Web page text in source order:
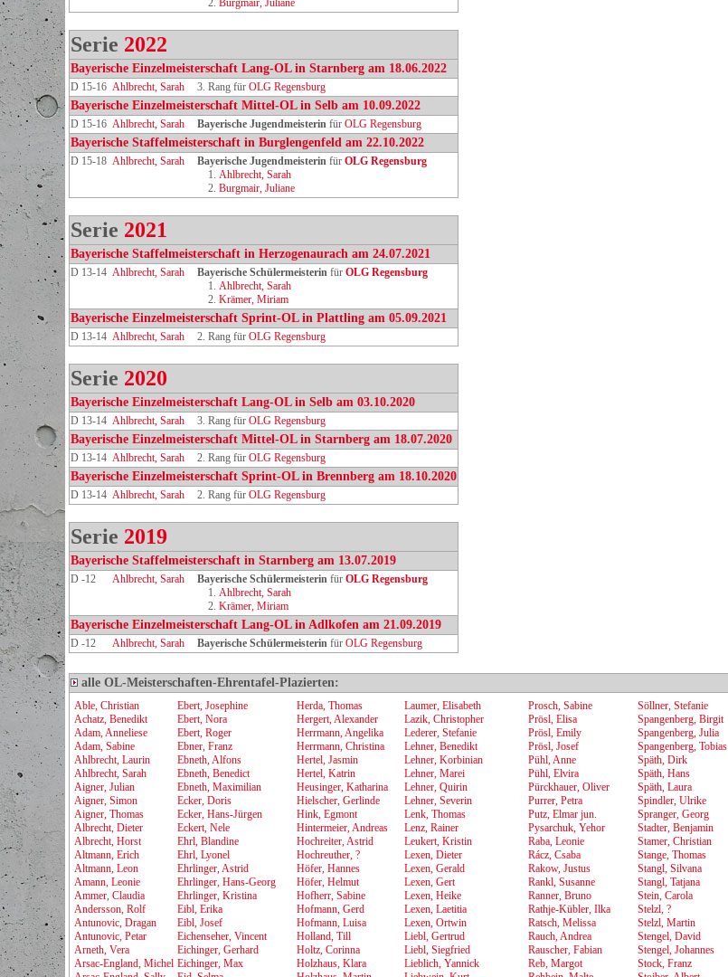
2. Burgmair, Juliane
Serie 2022
Bayerische Einzelmeisterschaft Lang-OL in Starnberg am 18.06.2022
D 15-16 Ahlbrecht, Sarah 3. Rang für OLG Regensburg
Bayerische Einzelmeisterschaft Mittel-OL in Selb am 10.09.2022
D 15-16 Ahlbrecht, Sarah Bayerische Jugendmeisterin für OLG Regensburg
Bayerische Staffelmeisterschaft in Burglengenfeld am 22.10.2022
D 15-18 Ahlbrecht, Sarah Bayerische Jugendmeisterin für OLG Regensburg
1. Ahlbrecht, Sarah
2. Burgmair, Juliane
Serie 2021
Bayerische Staffelmeisterschaft in Herzogenaurach am 24.07.2021
D 13-14 Ahlbrecht, Sarah Bayerische Schülermeisterin für OLG Regensburg
1. Ahlbrecht, Sarah
2. Krämer, Miriam
Bayerische Einzelmeisterschaft Sprint-OL in Plattling am 05.09.2021
D 13-14 Ahlbrecht, Sarah 2. Rang für OLG Regensburg
Serie 2020
Bayerische Einzelmeisterschaft Lang-OL in Selb am 03.10.2020
D 13-14 Ahlbrecht, Sarah 3. Rang für OLG Regensburg
Bayerische Einzelmeisterschaft Mittel-OL in Starnberg am 18.07.2020
D 13-14 Ahlbrecht, Sarah 2. Rang für OLG Regensburg
Bayerische Einzelmeisterschaft Sprint-OL in Brennberg am 18.10.2020
D 13-14 Ahlbrecht, Sarah 2. Rang für OLG Regensburg
Serie 2019
Bayerische Staffelmeisterschaft in Starnberg am 13.07.2019
D -12 Ahlbrecht, Sarah Bayerische Schülermeisterin für OLG Regensburg
1. Ahlbrecht, Sarah
2. Krämer, Miriam
Bayerische Einzelmeisterschaft Lang-OL in Adlkofen am 21.09.2019
D -12 Ahlbrecht, Sarah Bayerische Schülermeisterin für OLG Regensburg
alle OL-Meisterschaften-Ehrentafel-Plazierten:
Able, Christian
Achatz, Benedikt
Adam, Anneliese
Adam, Sabine
Ahlbrecht, Laurin
Ahlbrecht, Sarah
Aigner, Julian
Aigner, Simon
Aigner, Thomas
Albrecht, Dieter
Albrecht, Horst
Altmann, Erich
Altmann, Leon
Amann, Leonie
Ammer, Claudia
Andersson, Rolf
Antunovic, Dragan
Antunovic, Petar
Arneth, Vera
Arsac-England, Michel
Ebert, Josephine
Ebert, Nora
Ebert, Roger
Ebner, Franz
Ebneth, Alfons
Ebneth, Benedict
Ebneth, Maximilian
Ecker, Doris
Ecker, Hans-Jürgen
Eckert, Nele
Ehrl, Blandine
Ehrl, Lyonel
Ehrlinger, Astrid
Ehrlinger, Hans-Georg
Ehrlinger, Kristina
Eibl, Erika
Eibl, Josef
Eichenseher, Vincent
Eichinger, Gerhard
Eichinger, Max
Herda, Thomas
Hergert, Alexander
Herrmann, Angelika
Herrmann, Christina
Hertel, Jasmin
Hertel, Katrin
Heusinger, Katharina
Hielscher, Gerlinde
Hink, Egmont
Hintermeier, Andreas
Hochreiter, Astrid
Hochreuther, ?
Höfer, Hannes
Höfer, Helmut
Hofherr, Sabine
Hofmann, Gerd
Hofmann, Luisa
Holland, Till
Holtz, Corinna
Holzhaus, Klara
Laumer, Elisabeth
Lazik, Christopher
Lederer, Stefanie
Lehner, Benedikt
Lehner, Korbinian
Lehner, Marei
Lehner, Quirin
Lehner, Severin
Lenk, Thomas
Lenz, Rainer
Leukert, Kristin
Lexen, Dieter
Lexen, Gerald
Lexen, Gert
Lexen, Heike
Lexen, Laetitia
Lexen, Ortwin
Liebl, Gertrud
Liebl, Siegfried
Lieblich, Yannick
Prosch, Sabine
Prösl, Elisa
Prösl, Emily
Prösl, Josef
Pühl, Anne
Pühl, Elvira
Pürckhauer, Oliver
Purrer, Petra
Putz, Elmar jun.
Pysarchuk, Yehor
Raba, Leonie
Rácz, Csaba
Rakow, Justus
Rankl, Susanne
Ranner, Bruno
Rathje-Kübler, Ilka
Ratsch, Melissa
Rauch, Andrea
Rauscher, Fabian
Reb, Margot
Söllner, Stefanie
Spangenberg, Birgit
Spangenberg, Julia
Spangenberg, Tobias
Späth, Dirk
Späth, Hans
Späth, Laura
Spindler, Ulrike
Spranger, Georg
Stadter, Benjamin
Stamer, Christian
Stange, Thomas
Stangl, Silvana
Stangl, Tatjana
Stein, Carola
Stelzl, ?
Stelzl, Martin
Stengel, David
Stengel, Johannes
Stock, Franz